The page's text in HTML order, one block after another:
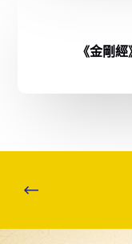
《金剛